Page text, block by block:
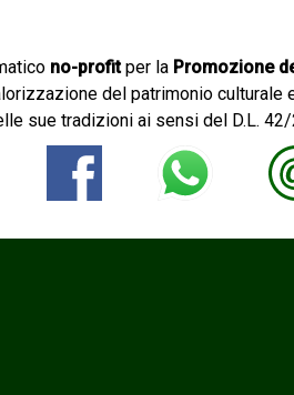
no-profitper la Promozione
del patrimonio culturale
sue tradizioni ai sensi del D.L.